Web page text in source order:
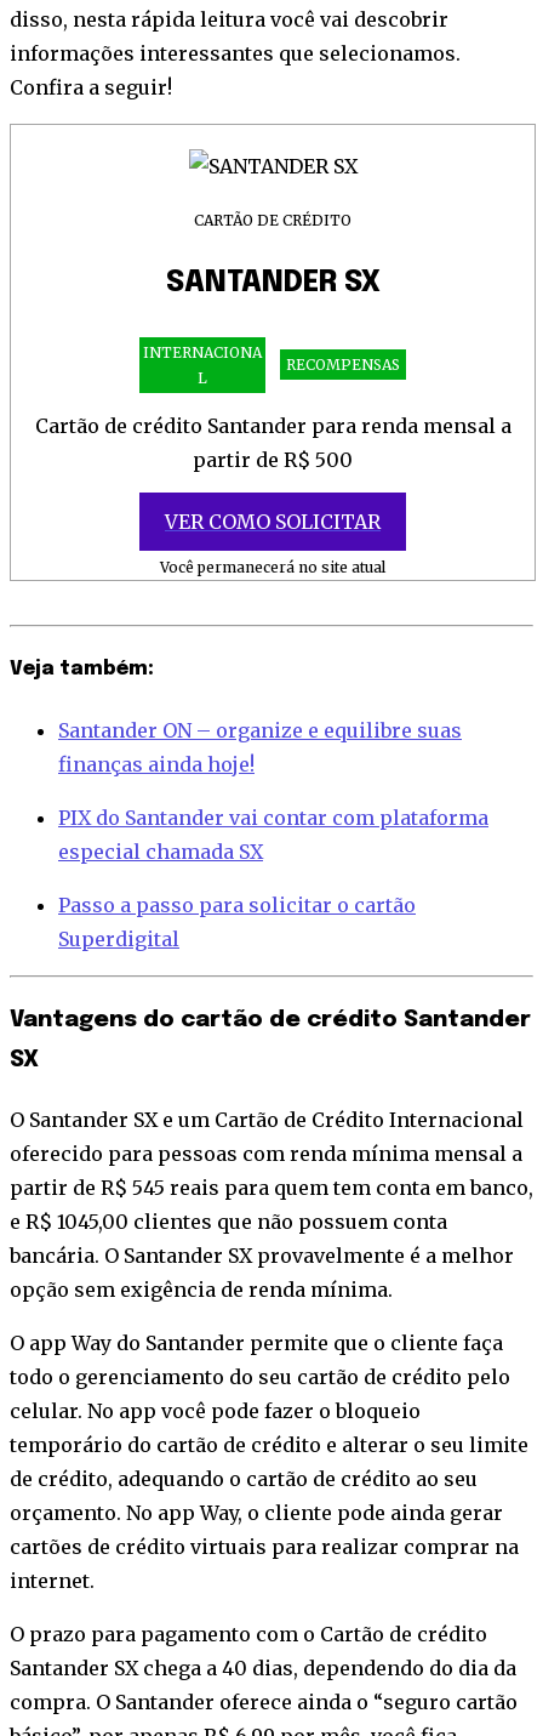
disso, nesta rápida leitura você vai descobrir
informações interessantes que selecionamos.
Confira a seguir!
CARTÃO DE CRÉDITO
SANTANDER SX
INTERNACIONA
L
RECOMPENSAS
Cartão de crédito Santander para renda mensal a
partir de R$ 500
VER COMO SOLICITAR
Você permanecerá no site atual
Veja também:
Santander ON – organize e equilibre suas
finanças ainda hoje!
PIX do Santander vai contar com plataforma
especial chamada SX
Passo a passo para solicitar o cartão
Superdigital
Vantagens do cartão de crédito Santander
SX
O Santander SX e um Cartão de Crédito Internacional
oferecido para pessoas com renda mínima mensal a
partir de R$ 545 reais para quem tem conta em banco,
e R$ 1045,00 clientes que não possuem conta
bancária. O Santander SX provavelmente é a melhor
opção sem exigência de renda mínima.
O app Way do Santander permite que o cliente faça
todo o gerenciamento do seu cartão de crédito pelo
celular. No app você pode fazer o bloqueio
temporário do cartão de crédito e alterar o seu limite
de crédito, adequando o cartão de crédito ao seu
orçamento. No app Way, o cliente pode ainda gerar
cartões de crédito virtuais para realizar comprar na
internet.
O prazo para pagamento com o Cartão de crédito
Santander SX chega a 40 dias, dependendo do dia da
compra. O Santander oferece ainda o “seguro cartão